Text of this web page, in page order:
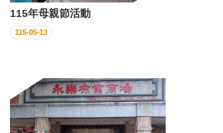
115年母親節活動
115-05-13